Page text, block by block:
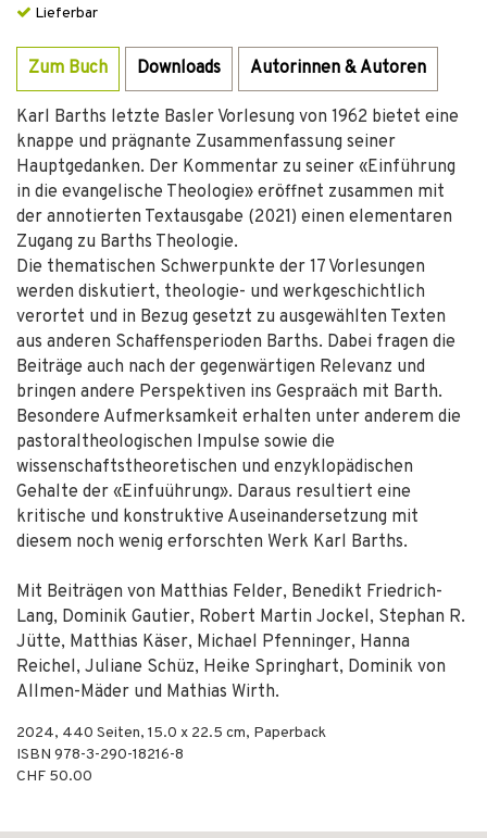
Lieferbar
Zum Buch Downloads Autorinnen & Autoren
Karl Barths letzte Basler Vorlesung von 1962 bietet eine
knappe und prägnante Zusammenfassung seiner
Hauptgedanken. Der Kommentar zu seiner «Einführung
in die evangelische Theologie» eröffnet zusammen mit
der annotierten Textausgabe (2021) einen elementaren
Zugang zu Barths Theologie.
Die thematischen Schwerpunkte der 17 Vorlesungen
werden diskutiert, theologie- und werkgeschichtlich
verortet und in Bezug gesetzt zu ausgewählten Texten
aus anderen Schaffensperioden Barths. Dabei fragen die
Beiträge auch nach der gegenwärtigen Relevanz und
bringen andere Perspektiven ins Gespraäch mit Barth.
Besondere Aufmerksamkeit erhalten unter anderem die
pastoraltheologischen Impulse sowie die
wissenschaftstheoretischen und enzyklopädischen
Gehalte der «Einfuührung». Daraus resultiert eine
kritische und konstruktive Auseinandersetzung mit
diesem noch wenig erforschten Werk Karl Barths.
Mit Beiträgen von Matthias Felder, Benedikt Friedrich-
Lang, Dominik Gautier, Robert Martin Jockel, Stephan R.
Jütte, Matthias Käser, Michael Pfenninger, Hanna
Reichel, Juliane Schüz, Heike Springhart, Dominik von
Allmen-Mäder und Mathias Wirth.
2024, 440 Seiten, 15.0 x 22.5 cm, Paperback
ISBN 978-3-290-18216-8
CHF 50.00